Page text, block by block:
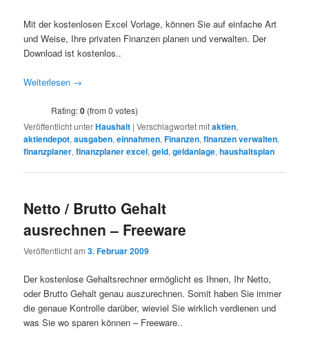
Mit der kostenlosen Excel Vorlage, können Sie auf einfache Art
und Weise, Ihre privaten Finanzen planen und verwalten. Der
Download ist kostenlos..
Weiterlesen →
Rating:0 (from 0 votes)
Veröffentlicht unterHaushalt |Verschlagwortet mitaktien,
aktiendepot,ausgaben,einnahmen,Finanzen,finanzen verwalten,
finanzplaner,finanzplaner excel,geld,geldanlage,haushaltsplan
Netto / Brutto Gehalt
ausrechnen – Freeware
Veröffentlicht am3. Februar 2009
Der kostenlose Gehaltsrechner ermöglicht es Ihnen, Ihr Netto,
oder Brutto Gehalt genau auszurechnen. Somit haben Sie immer
die genaue Kontrolle darüber, wieviel Sie wirklich verdienen und
was Sie wo sparen können – Freeware..